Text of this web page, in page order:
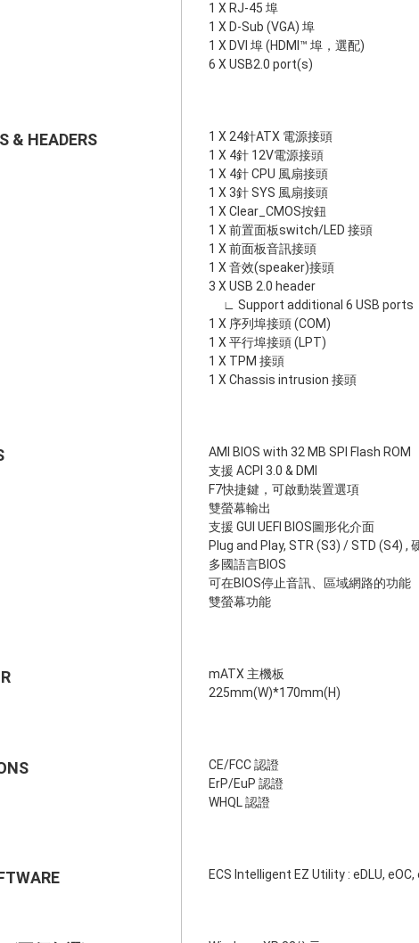
1 X RJ-45 埠
1 X D-Sub (VGA) 埠
1 X DVI 埠 (HDMI™ 埠，選配)
6 X USB2.0 port(s)
& HEADERS
1 X 24針ATX 電源接頭
1 X 4針 12V電源接頭
1 X 4針 CPU 風扇接頭
1 X 3針 SYS 風扇接頭
1 X Clear_CMOS按鈕
1 X 前置面板switch/LED 接頭
1 X 前面板音訊接頭
1 X 音效(speaker)接頭
3 X USB 2.0 header
∟ Support additional 6 USB ports
1 X 序列埠接頭 (COM)
1 X 平行埠接頭 (LPT)
1 X TPM 接頭
1 X Chassis intrusion 接頭
AMI BIOS with 32 MB SPI Flash ROM
支援 ACPI 3.0 & DMI
F7快捷鍵，可啟動裝置選項
雙螢幕輸出
支援 GUI UEFI BIOS圖形化介面
Plug and Play, STR (S3) / STD (S4) ,
多國語言BIOS
可在BIOS停止音訊、區域網路的功能
雙螢幕功能
mATX 主機板
225mm(W)*170mm(H)
CE/FCC 認證
ErP/EuP 認證
WHQL 認證
ECS Intelligent EZ Utility : eDLU, eOC,